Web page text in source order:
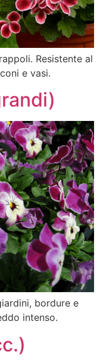
Resistente al
e vasi.
bordure e
intenso.